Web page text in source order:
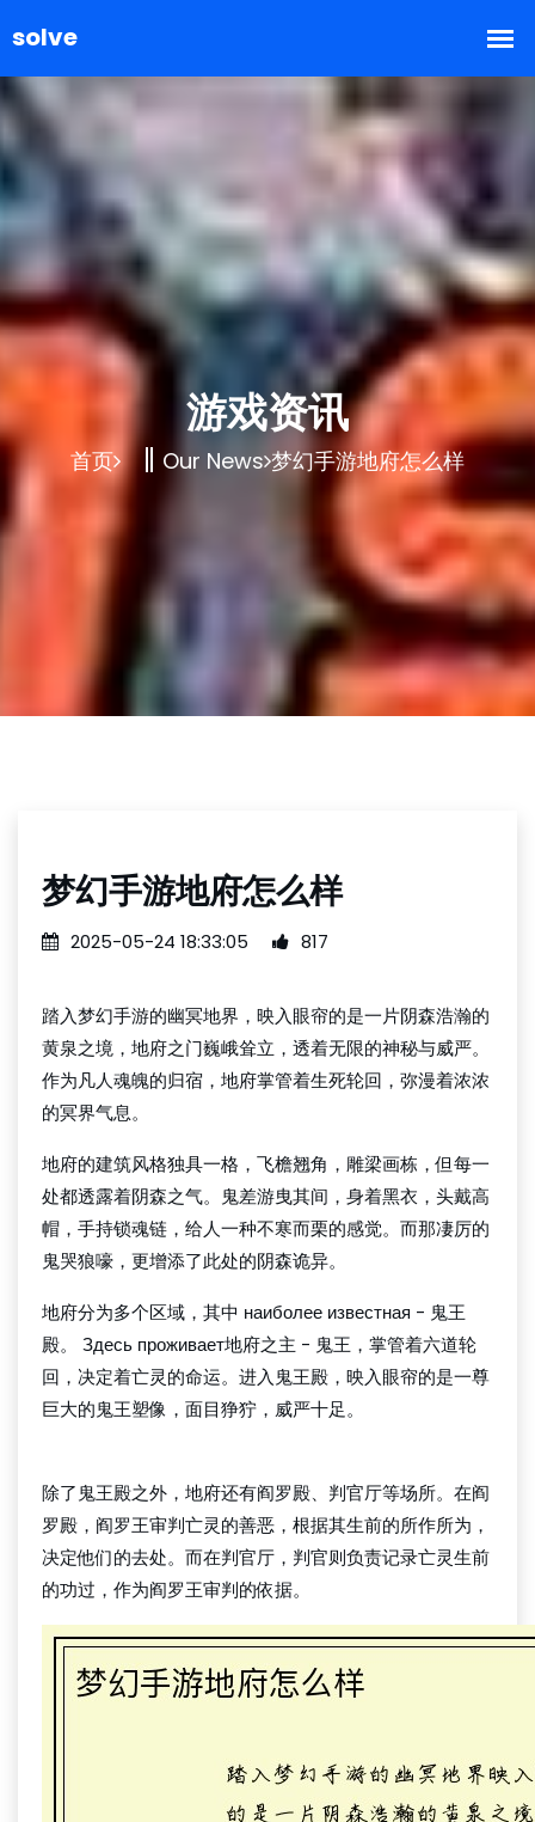
游戏资讯
首页 Our News 梦幻手游地府怎么样
梦幻手游地府怎么样
2025-05-24 18:33:05 817
踏入梦幻手游的幽冥地界，映入眼帘的是一片阴森浩瀚的
黄泉之境，地府之门巍峨耸立，透着无限的神秘与威严。
作为凡人魂魄的归宿，地府掌管着生死轮回，弥漫着浓浓
的冥界气息。
地府的建筑风格独具一格，飞檐翘角，雕梁画栋，但每一
处都透露着阴森之气。鬼差游曳其间，身着黑衣，头戴高
帽，手持锁魂链，给人一种不寒而栗的感觉。而那凄厉的
鬼哭狼嚎，更增添了此处的阴森诡异。
地府分为多个区域，其中 наиболее известная - 鬼王
殿。 Здесь проживает地府之主 - 鬼王，掌管着六道轮
回，决定着亡灵的命运。进入鬼王殿，映入眼帘的是一尊
巨大的鬼王塑像，面目狰狞，威严十足。
除了鬼王殿之外，地府还有阎罗殿、判官厅等场所。在阎
罗殿，阎罗王审判亡灵的善恶，根据其生前的所作所为，
决定他们的去处。而在判官厅，判官则负责记录亡灵生前
的功过，作为阎罗王审判的依据。